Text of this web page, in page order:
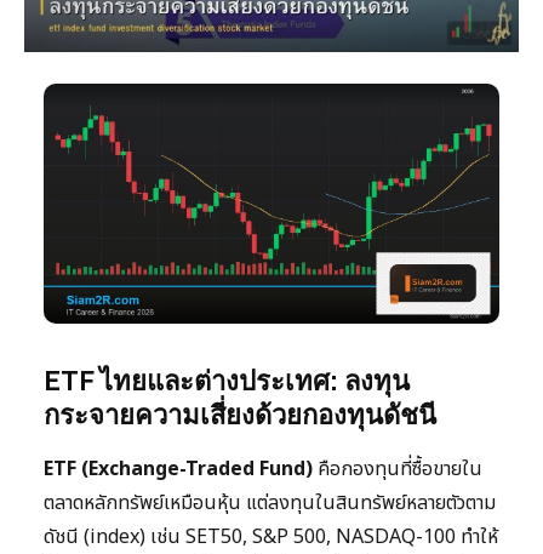
ETF ไทยและต่างประเทศ: ลงทุน
กระจายความเสี่ยงด้วยกองทุนดัชนี
ETF (Exchange-Traded Fund) คือกองทุนที่ซื้อขายใน
ตลาดหลักทรัพย์เหมือนหุ้น แต่ลงทุนในสินทรัพย์หลายตัวตาม
ดัชนี (index) เช่น SET50, S&P 500, NASDAQ-100 ทำให้